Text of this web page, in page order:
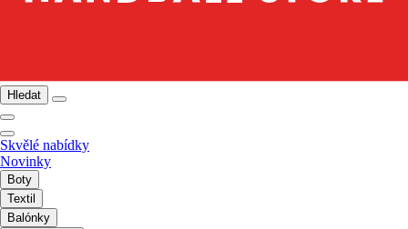
Hledat
Skvělé nabídky
Novinky
Boty
Textil
Balónky